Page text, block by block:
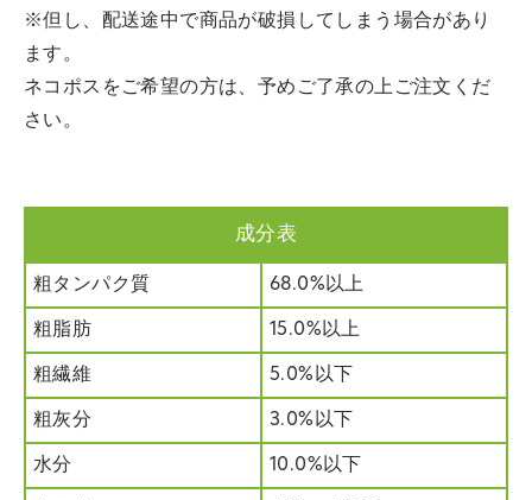
※但し、配送途中で商品が破損してしまう場合があり
ます。
ネコポスをご希望の方は、予めご了承の上ご注文くだ
さい。
成分表
粗タンパク質 68.0%以上
粗脂肪 15.0%以上
粗繊維 5.0%以下
粗灰分 3.0%以下
水分 10.0%以下